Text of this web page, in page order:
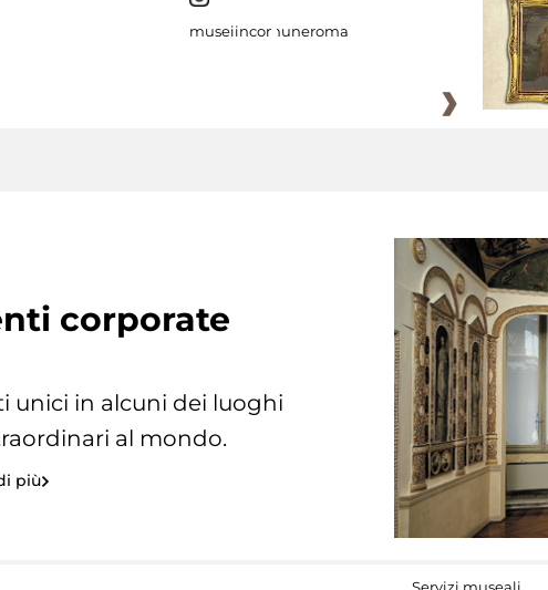
museiincomuneroma
corporate
unici in alcuni dei luoghi
al mondo.
più